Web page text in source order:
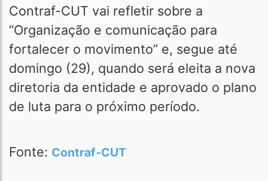
Contraf-CUT vai refletir sobre a
“Organização e comunicação para
fortalecer o movimento” e, segue até
domingo (29), quando será eleita a nova
diretoria da entidade e aprovado o plano
de luta para o próximo período.
Fonte: Contraf-CUT